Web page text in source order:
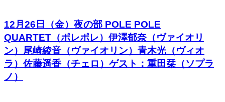
12月26日（金）夜の部 POLE POLE
QUARTET（ポレポレ）伊澤郁奈（ヴァイオリ
ン）尾崎綾音（ヴァイオリン）青木光（ヴィオ
ラ）佐藤遥香（チェロ）ゲスト：重田栞（ソプラ
ノ）